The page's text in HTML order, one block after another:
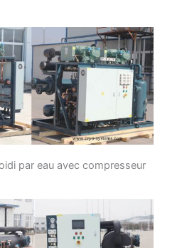
par eau avec compresseur